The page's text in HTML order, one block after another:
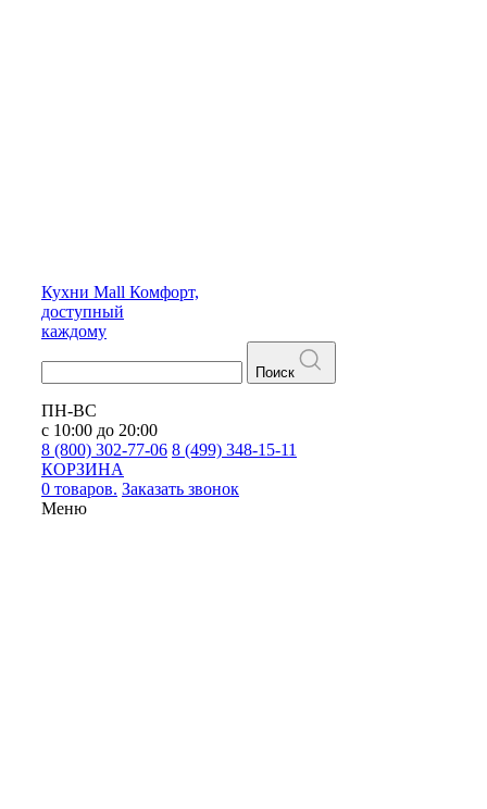
Кухни Mall Комфорт,
доступный
каждому
Поиск
ПН-ВС
с 10:00 до 20:00
8 (800) 302-77-06 8 (499) 348-15-11
КОРЗИНА
0 товаров. Заказать звонок
Меню